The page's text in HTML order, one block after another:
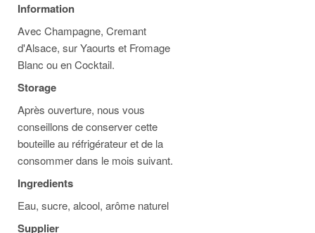
Information
Avec Champagne, Cremant
d'Alsace, sur Yaourts et Fromage
Blanc ou en Cocktail.
Storage
Après ouverture, nous vous
conseillons de conserver cette
bouteille au réfrigérateur et de la
consommer dans le mois suivant.
Ingredients
Eau, sucre, alcool, arôme naturel
Supplier